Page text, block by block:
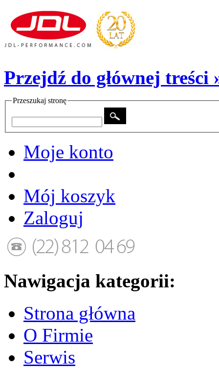
Przejdź do głównej treści
Przeszukaj stronę
Moje konto
Mój koszyk
Zaloguj
Nawigacja kategorii:
Strona główna
O Firmie
Serwis